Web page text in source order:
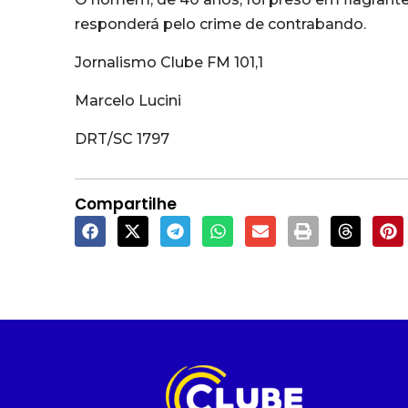
responderá pelo crime de contrabando.
Jornalismo Clube FM 101,1
Marcelo Lucini
DRT/SC 1797
Compartilhe